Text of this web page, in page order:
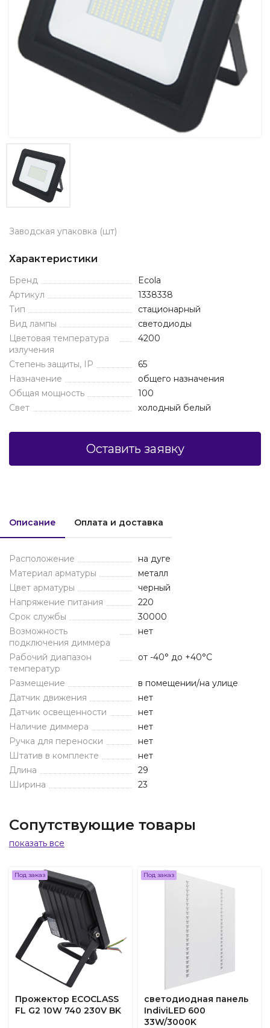
Заводская упаковка (шт)
Характеристики
Бренд
Ecola
Артикул
1338338
Тип
стационарный
Вид лампы
светодиоды
Цветовая температура
излучения
4200
Степень защиты, IP
65
Назначение
общего назначения
Общая мощность
100
Свет
холодный белый
Оставить заявку
Описание Оплата и доставка
Расположение
на дуге
Материал арматуры
металл
Цвет арматуры
черный
Напряжение питания
220
Срок службы
30000
Возможность
подключения диммера
нет
Рабочий диапазон
температур
от -40° до +40°С
Размещение
в помещении/на улице
Датчик движения
нет
Датчик освещенности
нет
Наличие диммера
нет
Ручка для переноски
нет
Штатив в комплекте
нет
Длина
29
Ширина
23
Сопутствующие товары
показать все
Под заказ
Прожектор ECOCLASS
FL G2 10W 740 230V BK
Под заказ
светодиодная панель
IndiviLED 600
33W/3000K